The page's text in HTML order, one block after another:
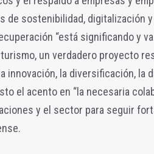
de sostenibilidad, digitalización y
“está significando y
un verdadero proyecto
innovación, la diversificación, la
el acento en “la necesaria
y el sector para seguir